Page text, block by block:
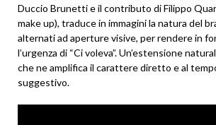
Duccio Brunetti e il contributo di Filippo
make up), traduce in immagini la natura del
alternati ad aperture visive, per rendere in
l’urgenza di “Ci voleva”. Un’estensione
che ne amplifica il carattere diretto e al
suggestivo.